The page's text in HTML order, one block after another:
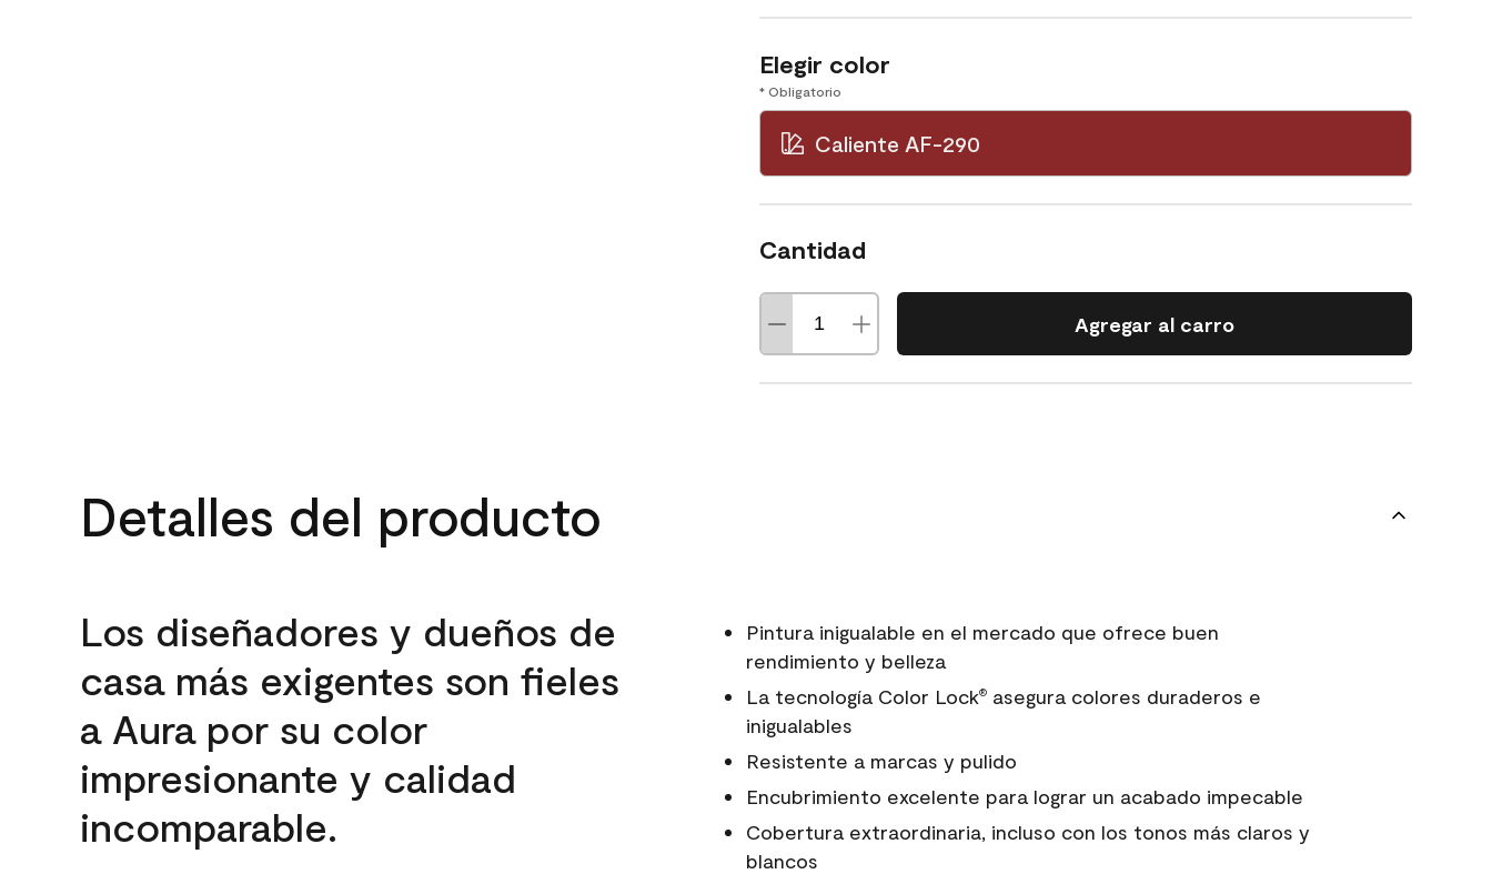
Elegir color
* Obligatorio
Caliente AF-290
Cantidad
Agregar al carro
Detalles del producto
Los diseñadores y dueños de
casa más exigentes son fieles
a Aura por su color
impresionante y calidad
incomparable.
Pintura inigualable en el mercado que ofrece buen
rendimiento y belleza
La tecnología Color Lock®asegura colores duraderos e
inigualables
Resistente a marcas y pulido
Encubrimiento excelente para lograr un acabado impecable
Cobertura extraordinaria, incluso con los tonos más claros y
blancos